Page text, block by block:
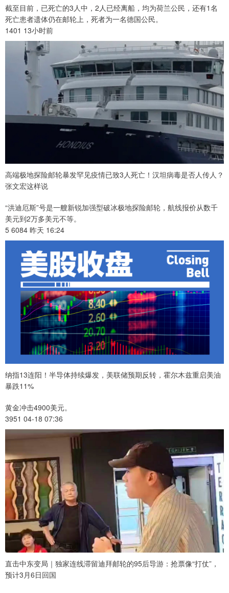
截至目前，已死亡的3人中，2人已经离船，均为荷兰公民，还有1名
死亡患者遗体仍在邮轮上，死者为一名德国公民。
1401 13小时前
高端极地探险邮轮暴发罕见疫情已致3人死亡！汉坦病毒是否人传人？
张文宏这样说
“洪迪厄斯”号是一艘新锐加强型破冰极地探险邮轮，航线报价从数千
美元到2万多美元不等。
5 6084 昨天 16:24
纳指13连阳！半导体持续爆发，美联储预期反转，霍尔木兹重启美油
暴跌11%
黄金冲击4900美元。
3951 04-18 07:36
直击中东变局｜独家连线滞留迪拜邮轮的95后导游：抢票像“打仗”，
预计3月6日回国